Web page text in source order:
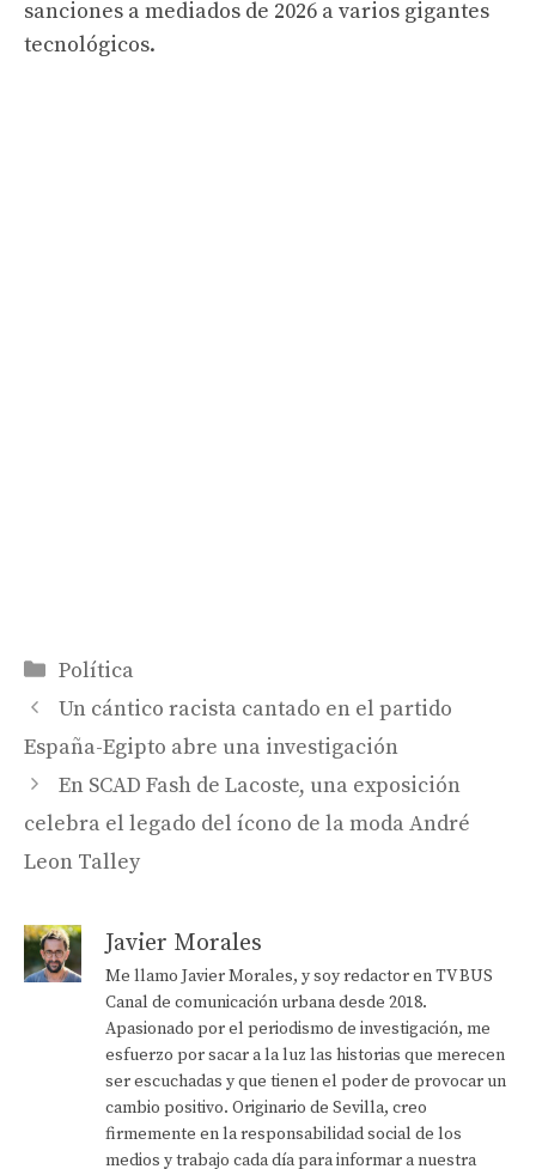
sanciones a mediados de 2026 a varios gigantes
tecnológicos.
Categorías
Política
Un cántico racista cantado en el partido
España-Egipto abre una investigación
En SCAD Fash de Lacoste, una exposición
celebra el legado del ícono de la moda André
Leon Talley
Javier Morales
Me llamo Javier Morales, y soy redactor en TV BUS
Canal de comunicación urbana desde 2018.
Apasionado por el periodismo de investigación, me
esfuerzo por sacar a la luz las historias que merecen
ser escuchadas y que tienen el poder de provocar un
cambio positivo. Originario de Sevilla, creo
firmemente en la responsabilidad social de los
medios y trabajo cada día para informar a nuestra